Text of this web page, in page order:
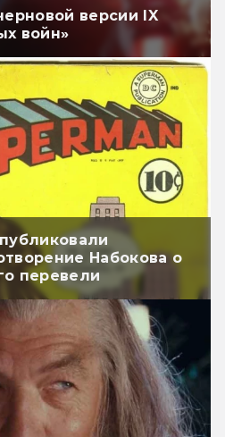
версии IX
войн»
Набокова о
перевели